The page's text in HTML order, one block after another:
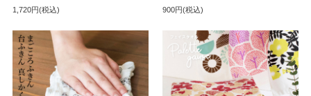
1,720円(税込)
900円(税込)